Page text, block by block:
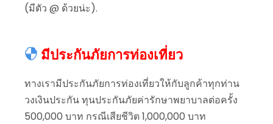
(มีตัว @ ด้วยน่ะ).
มีประกันภัยการท่องเที่ยว
ทางเรามีประกันภัยการท่องเที่ยวให้กับลูกค้าทุกท่าน
วงเงินประกัน ทุนประกันภัยค่ารักษาพยาบาลต่อครั้ง
500,000 บาท กรณีเสียชีวิต 1,000,000 บาท